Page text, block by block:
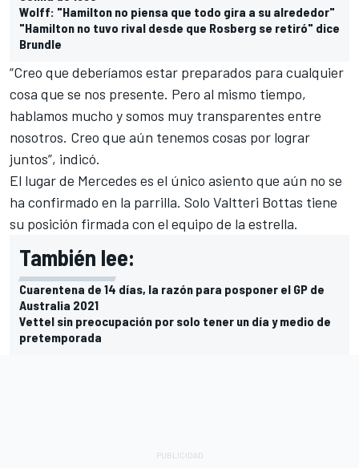
Wolff: "Hamilton no piensa que todo gira a su alrededor"
"Hamilton no tuvo rival desde que Rosberg se retiró" dice
Brundle
“Creo que deberíamos estar preparados para cualquier
cosa que se nos presente. Pero al mismo tiempo,
hablamos mucho y somos muy transparentes entre
nosotros. Creo que aún tenemos cosas por lograr
juntos”, indicó.
El lugar de Mercedes es el único asiento que aún no se
ha confirmado en la parrilla. Solo Valtteri Bottas tiene
su posición firmada con el equipo de la estrella.
También lee:
Cuarentena de 14 días, la razón para posponer el GP de
Australia 2021
Vettel sin preocupación por solo tener un día y medio de
pretemporada